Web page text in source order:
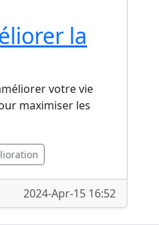
la
votre vie
maximiser les
2024-Apr-15 16:52